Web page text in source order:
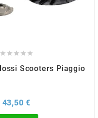
    
Scooters Piaggio
43,50 €